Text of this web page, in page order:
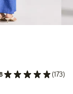
krkr (173)
siste 30 dager: